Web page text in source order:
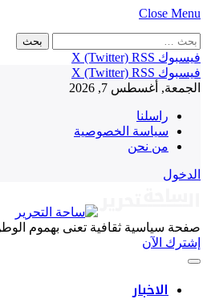
Close Menu
البحث
عن:
فيسبوك X (Twitter) RSS
فيسبوك
X (Twitter) RSS
الجمعة, أغسطس 7, 2026
راسلنا
سياسة الخصوصية
من نحن
الدخول
صفحة سياسية ثقافية تعنى بهموم
إشترك الآن
الاخبار